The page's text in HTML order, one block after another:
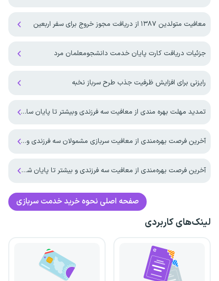
معافیت متولدین ۱۳۸۷ از دریافت مجوز خروج برای سفر اربعین
جزئیات دریافت کارت پایان خدمت دانشجومعلمان مرد
رایزنی برای افزایش ظرفیت جذب طرح سرباز نخبه
تمدید مهلت بهره مندی از معافیت سه فرزندی وبیشتر تا پایان سال ۱۴۰۷ ‌
آخرین فرصت بهره‌مندی از معافیت سربازی مشمولان سه فرزندی و بیشتر تا پایان شهریور ماه ۱۴۰۵
آخرین فرصت بهره‌مندی از معافیت سه فرزندی و بیشتر تا پایان شهریورماه
صفحه اصلی نحوه خرید خدمت سربازی
لینک‌های کاربردی